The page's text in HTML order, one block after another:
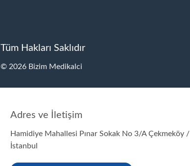
Tüm Hakları Saklıdır
© 2026 Bizim Medikalci
Adres ve İletişim
Hamidiye Mahallesi Pınar Sokak No 3/A Çekmeköy /
İstanbul